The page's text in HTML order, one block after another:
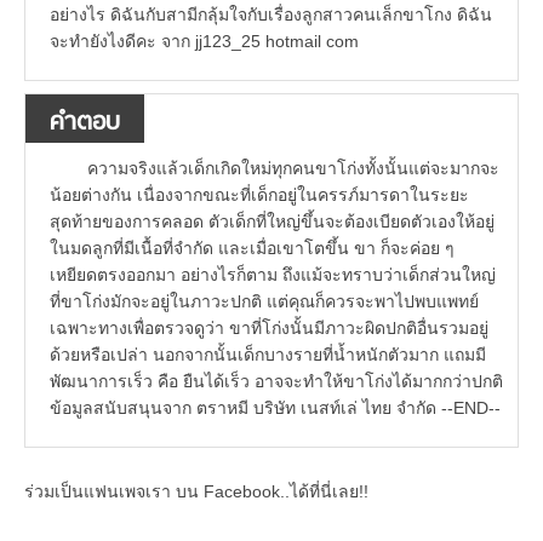
อย่างไร ดิฉันกับสามีกลุ้มใจกับเรื่องลูกสาวคนเล็กขาโกง ดิฉัน
จะทำยังไงดีคะ จาก jj123_25 hotmail com
คำตอบ
ความจริงแล้วเด็กเกิดใหม่ทุกคนขาโก่งทั้งนั้นแต่จะมากจะ
น้อยต่างกัน เนื่องจากขณะที่เด็กอยู่ในครรภ์มารดาในระยะ
สุดท้ายของการคลอด ตัวเด็กที่ใหญ่ขึ้นจะต้องเบียดตัวเองให้อยู่
ในมดลูกที่มีเนื้อที่จำกัด และเมื่อเขาโตขึ้น ขา ก็จะค่อย ๆ
เหยียดตรงออกมา อย่างไรก็ตาม ถึงแม้จะทราบว่าเด็กส่วนใหญ่
ที่ขาโก่งมักจะอยู่ในภาวะปกติ แต่คุณก็ควรจะพาไปพบแพทย์
เฉพาะทางเพื่อตรวจดูว่า ขาที่โก่งนั้นมีภาวะผิดปกติอื่นรวมอยู่
ด้วยหรือเปล่า นอกจากนั้นเด็กบางรายที่น้ำหนักตัวมาก แถมมี
พัฒนาการเร็ว คือ ยืนได้เร็ว อาจจะทำให้ขาโก่งได้มากกว่าปกติ
ข้อมูลสนับสนุนจาก ตราหมี บริษัท เนสท์เล่ ไทย จำกัด --END--
ร่วมเป็นแฟนเพจเรา บน Facebook..ได้ที่นี่เลย!!